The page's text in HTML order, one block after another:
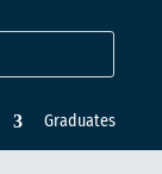
Graduates